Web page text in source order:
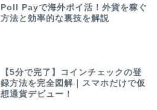
Poll Payで海外ポイ活！外貨を稼ぐ
方法と効率的な裏技を解説
【5分で完了】コインチェックの登
録方法を完全図解｜スマホだけで仮
想通貨デビュー！